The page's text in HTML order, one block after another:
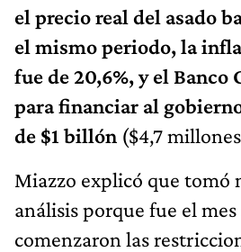
el precio real del asado
el mismo periodo, la
fue de 20,6%, y el
para financiar al
de $1 billón ($4,7
Miazzo explicó que tomó
análisis porque fue el
comenzaron las